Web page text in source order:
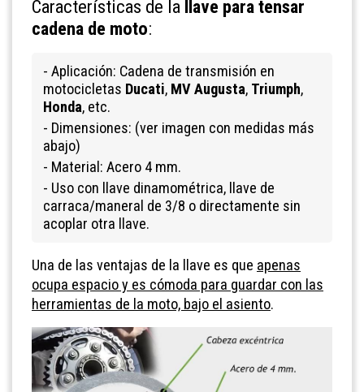
Características de la
llave para tensar
cadena de moto:
- Aplicación: Cadena de transmisión en
motocicletas Ducati, MV Augusta, Triumph,
Honda, etc.
- Dimensiones: (ver imagen con medidas más
abajo)
- Material: Acero 4 mm.
- Uso con llave dinamométrica, llave de
carraca/maneral de 3/8 o directamente sin
acoplar otra llave.
Una de las ventajas de la llave es que apenas
ocupa espacio y es cómoda para guardar con las
herramientas de la moto, bajo el asiento.